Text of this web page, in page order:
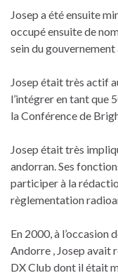
Josep a été ensuite
occupé ensuite de
sein du gouvernement
Josep était très actif
l’intégrer en tant que
la Conférence de
Josep était très
andorran. Ses
participer à la
règlementation
En 2000, à l’occasion
Andorre , Josep avait
DX Club dont il était